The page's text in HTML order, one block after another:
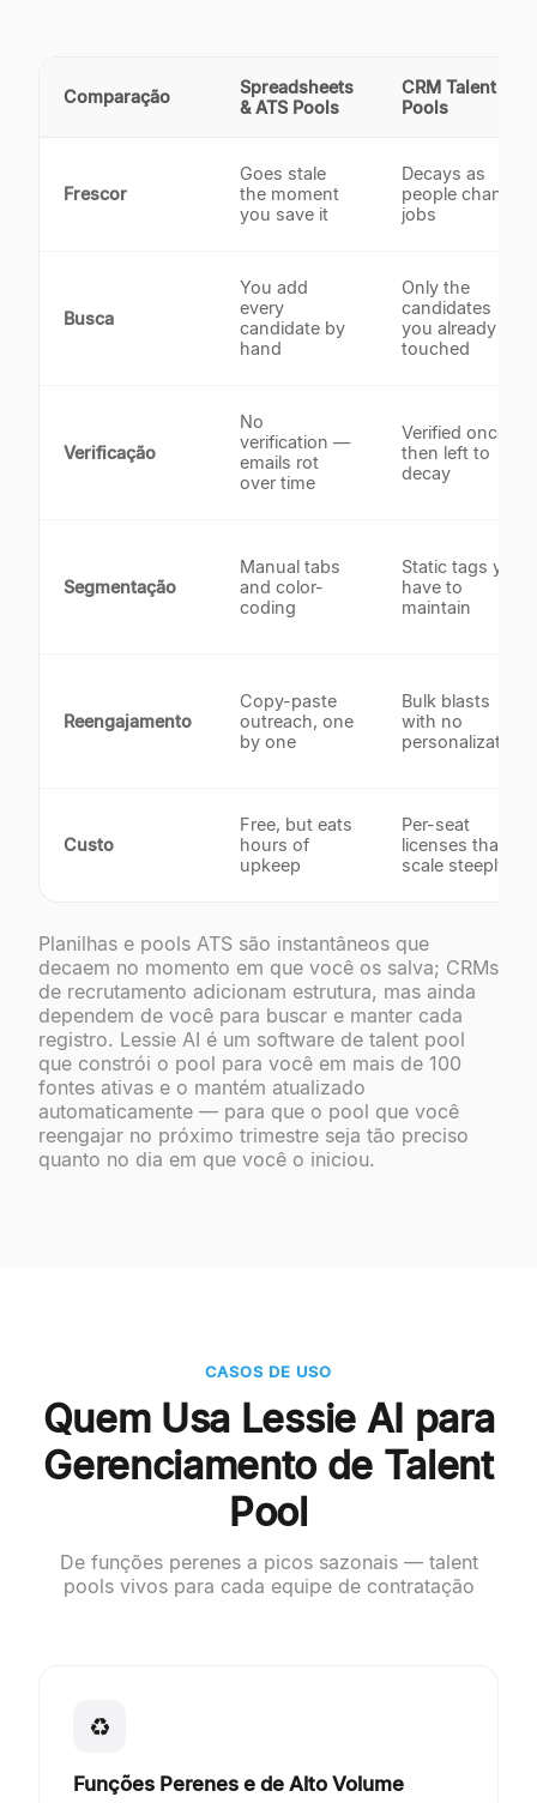
Comparação
Spreadsheets
& ATS Pools
CRM Talent
Pools
Frescor
Goes stale
the moment
you save it
Decays as
people change
jobs
Busca
You add
every
candidate by
hand
Only the
candidates
you already
touched
Verificação
No
verification —
emails rot
over time
Verified once,
then left to
decay
Segmentação
Manual tabs
and color-
coding
Static tags you
have to
maintain
Reengajamento
Copy-paste
outreach, one
by one
Bulk blasts
with no
personalization
Custo
Free, but eats
hours of
upkeep
Per-seat
licenses that
scale steeply
Planilhas e pools ATS são instantâneos que
decaem no momento em que você os salva; CRMs
de recrutamento adicionam estrutura, mas ainda
dependem de você para buscar e manter cada
registro. Lessie AI é um software de talent pool
que constrói o pool para você em mais de 100
fontes ativas e o mantém atualizado
automaticamente — para que o pool que você
reengajar no próximo trimestre seja tão preciso
quanto no dia em que você o iniciou.
CASOS DE USO
Quem Usa Lessie AI para
Gerenciamento de Talent
Pool
De funções perenes a picos sazonais — talent
pools vivos para cada equipe de contratação
♻
Funções Perenes e de Alto Volume